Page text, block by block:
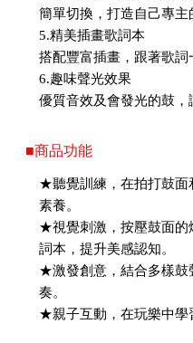
簡單切換，打造自己專主
5.精美插畫歌詞本
搭配豐富插畫，跟著歌詞
6.趣味聲光效果
優質音效及會發光的鼓，
■商品功能
★聽覺訓練，在拍打鼓面
素養。
★視覺刺激，按壓鼓面的
詞本，提升美感認知。
★激發創意，結合多樣鼓
奏。
★親子互動，在玩樂中學